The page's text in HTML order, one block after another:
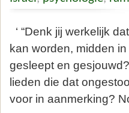
‘ “Denk jij werkelijk
kan worden, midden
gesleept en
lieden die dat
voor in aanmerking?